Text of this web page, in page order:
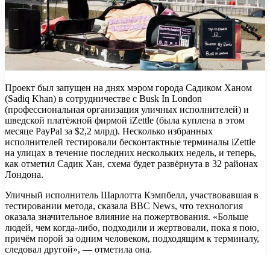
Проект был запущен на днях мэром города Садиком Ханом
(Sadiq Khan) в сотрудничестве с Busk In London
(профессиональная организация уличных исполнителей) и
шведской платёжной фирмой iZettle (была куплена в этом
месяце PayPal за $2,2 млрд). Несколько избранных
исполнителей тестировали бесконтактные терминалы iZettle
на улицах в течение последних нескольких недель, и теперь,
как отметил Садик Хан, схема будет развёрнута в 32 районах
Лондона.
Уличный исполнитель Шарлотта Кэмпбелл, участвовавшая в
тестировании метода, сказала BBC News, что технология
оказала значительное влияние на пожертвования. «Больше
людей, чем когда-либо, подходили и жертвовали, пока я пою,
причём порой за одним человеком, подходящим к терминалу,
следовал другой», — отметила она.